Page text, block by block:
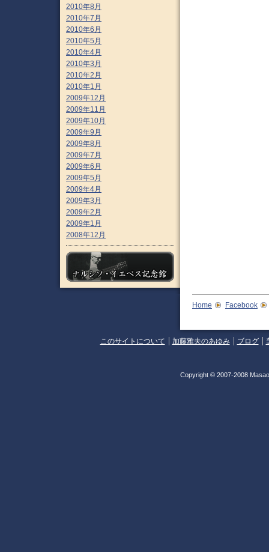
2010年8月
2010年7月
2010年6月
2010年5月
2010年4月
2010年3月
2010年2月
2010年1月
2009年12月
2009年11月
2009年10月
2009年9月
2009年8月
2009年7月
2009年6月
2009年5月
2009年4月
2009年3月
2009年2月
2009年1月
2008年12月
Home Facebook
このサイトについて 加藤雅夫のあゆみ ブログ
Copyright © 2007-2008